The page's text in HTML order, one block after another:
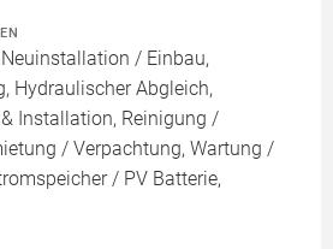
/ Einbau,
Hydraulischer Abgleich,
Installation, Reinigung /
/ Verpachtung, Wartung /
/ PV Batterie,